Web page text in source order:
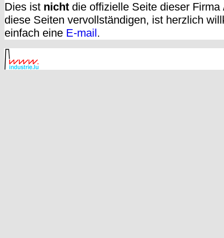
Dies ist nicht die offizielle Seite dieser
diese Seiten vervollständigen, ist herzlich
einfach eine E-mail.